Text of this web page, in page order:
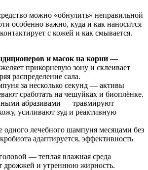
можно «обнулить» неправильной
особенно важно, куда и как наносится
с кожей и как смывается.
и масок на корни —
прикорневую зону и склеивает
распределение сала.
за несколько секунд — активы
сработать на чешуйках и биоплёнке.
абразивами — травмируют
усиливают зуд и реактивную
одного лечебного шампуня месяцами без
адаптируется, эффективность
— теплая влажная среда
дрожжей и утреннюю жирность.